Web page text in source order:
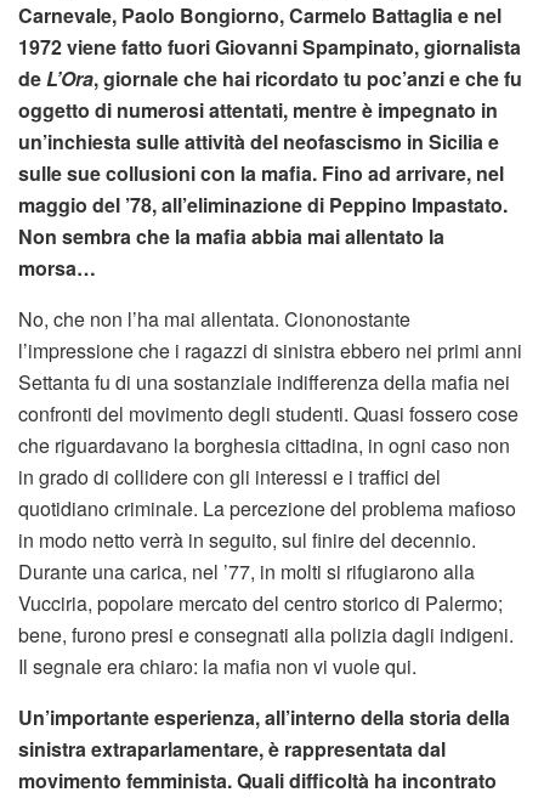
Carnevale, Paolo Bongiorno, Carmelo Battaglia e nel
1972 viene fatto fuori Giovanni Spampinato, giornalista
deL’Ora, giornale che hai ricordato tu poc’anzi e che fu
oggetto di numerosi attentati, mentre è impegnato in
un’inchiesta sulle attività del neofascismo in Sicilia e
sulle sue collusioni con la mafia. Fino ad arrivare, nel
maggio del ’78, all’eliminazione di Peppino Impastato.
Non sembra che la mafia abbia mai allentato la
morsa…
No, che non l’ha mai allentata. Ciononostante
l’impressione che i ragazzi di sinistra ebbero nei primi anni
Settanta fu di una sostanziale indifferenza della mafia nei
confronti del movimento degli studenti. Quasi fossero cose
che riguardavano la borghesia cittadina, in ogni caso non
in grado di collidere con gli interessi e i traffici del
quotidiano criminale. La percezione del problema mafioso
in modo netto verrà in seguito, sul finire del decennio.
Durante una carica, nel ’77, in molti si rifugiarono alla
Vucciria, popolare mercato del centro storico di Palermo;
bene, furono presi e consegnati alla polizia dagli indigeni.
Il segnale era chiaro: la mafia non vi vuole qui.
Un’importante esperienza, all’interno della storia della
sinistra extraparlamentare, è rappresentata dal
movimento femminista. Quali difficoltà ha incontrato